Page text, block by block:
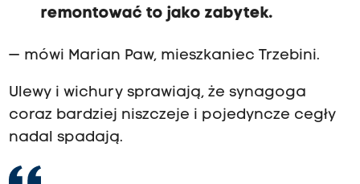
remontować to jako zabytek.
— mówi Marian Paw, mieszkaniec Trzebini.
Ulewy i wichury sprawiają, że synagoga
coraz bardziej niszczeje i pojedyncze cegły
nadal spadają.